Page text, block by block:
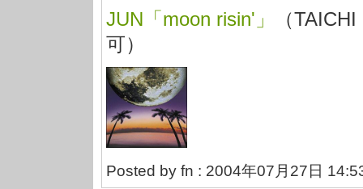
JUN「moon risin'」
（
可）
Posted by fn : 2004年07月27日